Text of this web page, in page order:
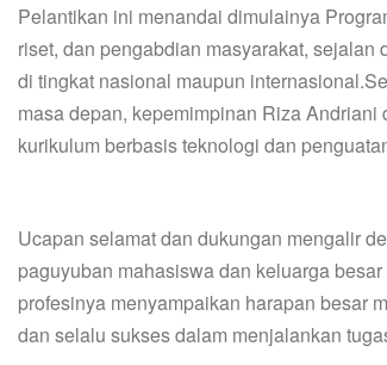
Pelantikan ini menandai dimulainya
riset, dan pengabdian masyarakat,
di tingkat nasional maupun
masa depan, kepemimpinan Riza
kurikulum berbasis teknologi dan
Ucapan selamat dan dukungan mengalir
paguyuban mahasiswa dan keluarga
profesinya menyampaikan harapan besar
dan selalu sukses dalam menjalankan